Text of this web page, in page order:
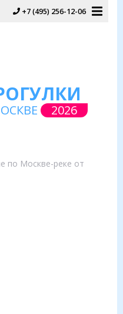
+7 (495) 256-12-06
2026
по Москве-реке от